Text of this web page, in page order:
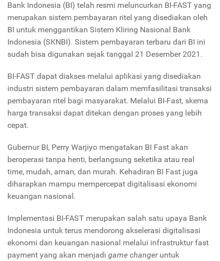
Bank Indonesia (BI) telah resmi meluncurkan BI-FAST yang
merupakan sistem pembayaran ritel yang disediakan oleh
BI untuk menggantikan Sistem Kliring Nasional Bank
Indonesia (SKNBI). Sistem pembayaran terbaru dari BI ini
sudah bisa digunakan sejak tanggal 21 Desember 2021.
BI-FAST dapat diakses melalui aplikasi yang disediakan
industri sistem pembayaran dalam memfasilitasi transaksi
pembayaran ritel bagi masyarakat. Melalui BI-Fast, skema
harga transaksi dapat ditekan dengan proses yang lebih
cepat.
Gubernur BI, Perry Warjiyo mengatakan BI Fast akan
beroperasi tanpa henti, berlangsung seketika atau real
time, mudah, aman, dan murah. Kehadiran BI Fast juga
diharapkan mampu mempercepat digitalisasi ekonomi
keuangan nasional.
Implementasi BI-FAST merupakan salah satu upaya Bank
Indonesia untuk terus mendorong akselerasi digitalisasi
ekonomi dan keuangan nasional melalui infrastruktur fast
payment yang akan menjadi game changeruntuk